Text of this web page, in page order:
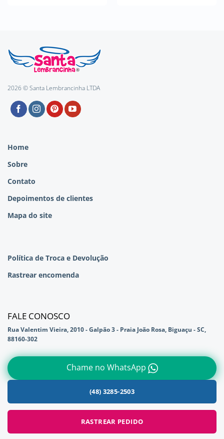
2026 © Santa Lembrancinha LTDA
Home
Sobre
Contato
Depoimentos de clientes
Mapa do site
Política de Troca e Devolução
Rastrear encomenda
FALE CONOSCO
Rua Valentim Vieira, 2010 - Galpão 3 - Praia João Rosa, Biguaçu - SC,
88160-302
Chame no WhatsApp
(48) 3285-2503
RASTREAR PEDIDO